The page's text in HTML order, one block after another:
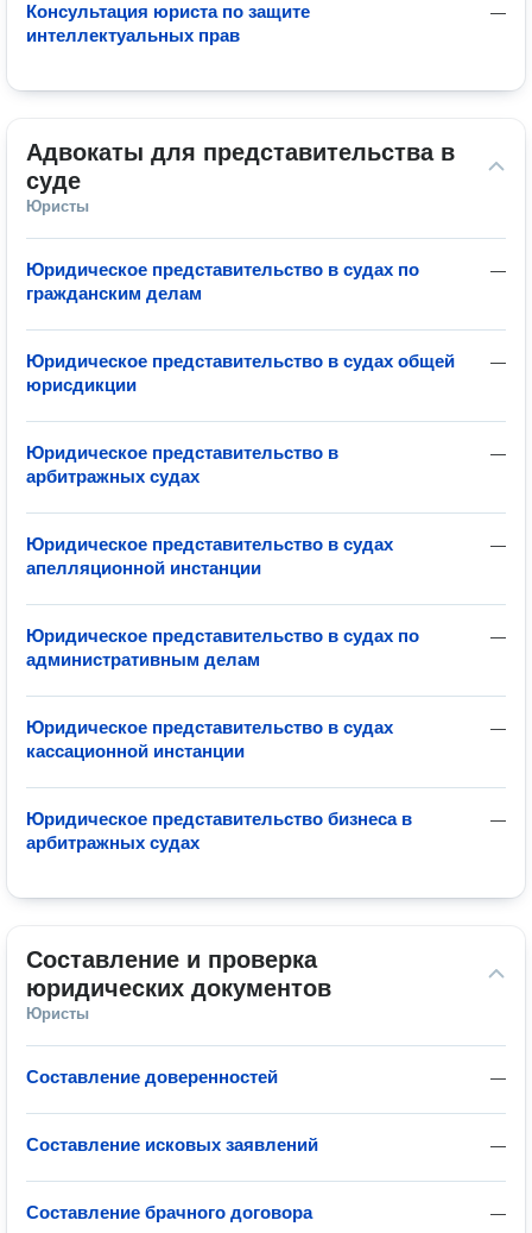
—
Консультация юриста по защите
интеллектуальных прав
Адвокаты для представительства в
суде
Юристы
—
Юридическое представительство в судах по
гражданским делам
—
Юридическое представительство в судах общей
юрисдикции
—
Юридическое представительство в
арбитражных судах
—
Юридическое представительство в судах
апелляционной инстанции
—
Юридическое представительство в судах по
административным делам
—
Юридическое представительство в судах
кассационной инстанции
—
Юридическое представительство бизнеса в
арбитражных судах
Составление и проверка
юридических документов
Юристы
—
Составление доверенностей
—
Составление исковых заявлений
—
Составление брачного договора